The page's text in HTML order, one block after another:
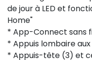
de jour à LED et
Home"
* App-Connect sans
* Appuis lombaire aux
* Appuis-tête (3) et